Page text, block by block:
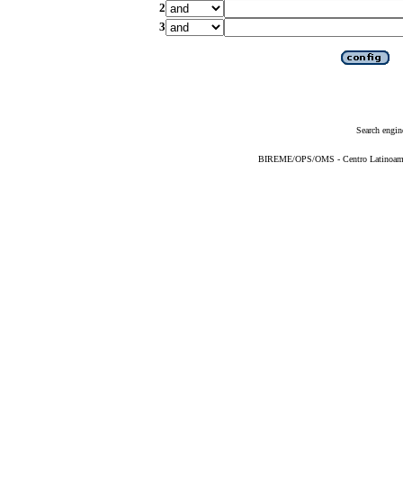
2
3
Search
BIREME/OPS/OMS - Centro